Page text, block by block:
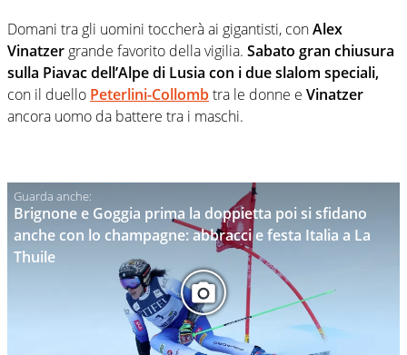
Domani tra gli uomini toccherà ai gigantisti, conAlex
Vinatzer grande favorito della vigilia. Sabato gran chiusura
sulla Piavac dell’Alpe di Lusia con i due slalom speciali,
con il duello Peterlini-Collombtra le donne e Vinatzer
ancora uomo da battere tra i maschi.
Brignone e Goggia prima la doppietta poi si sfidano
anche con lo champagne: abbracci e festa Italia a La
Thuile